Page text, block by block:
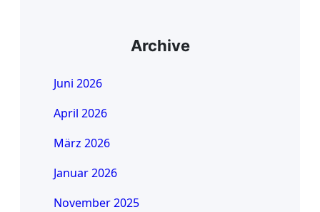
Archive
Juni 2026
April 2026
März 2026
Januar 2026
November 2025